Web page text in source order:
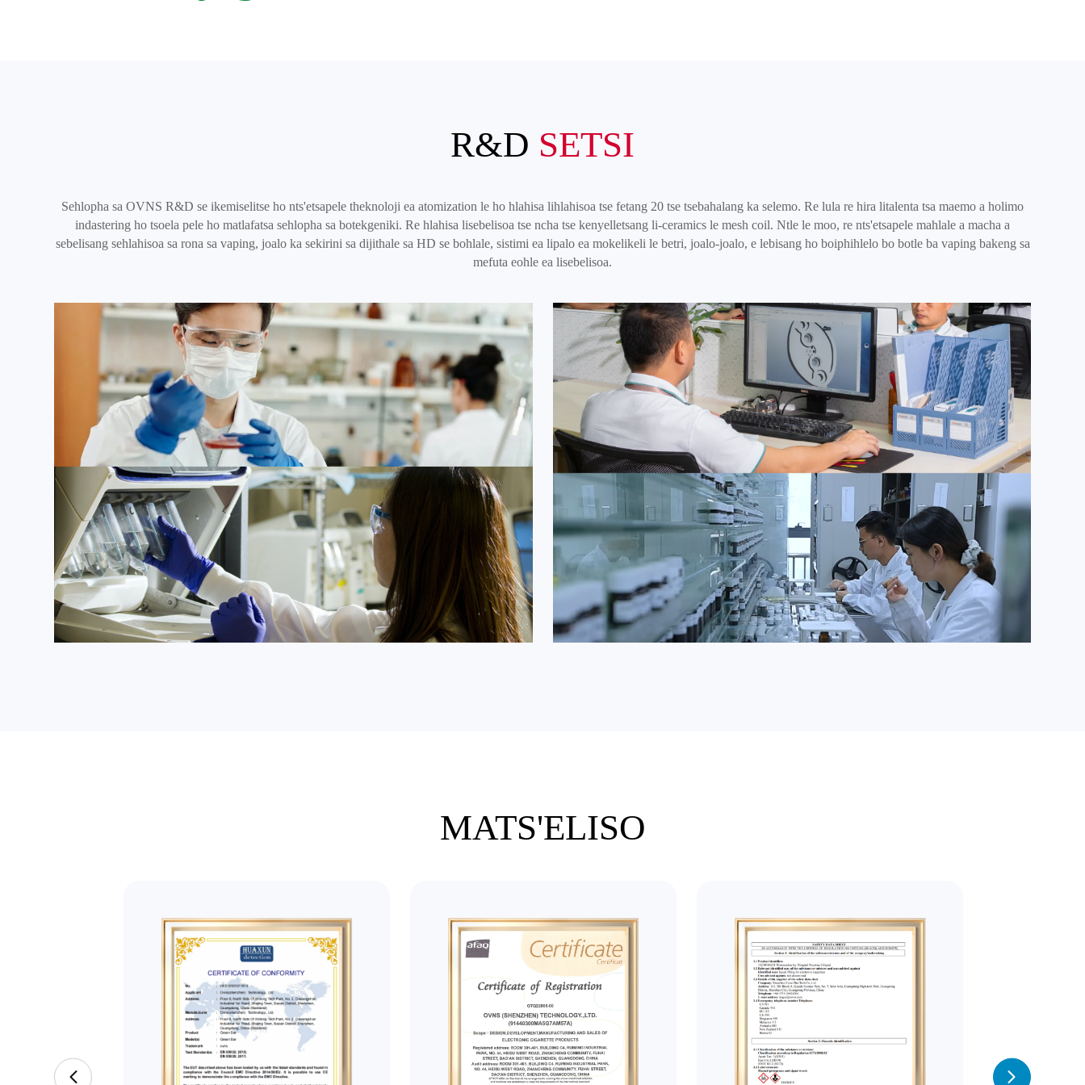
R&D SETSI
Sehlopha sa OVNS R&D se ikemiselitse ho nts'etsapele theknoloji ea atomization le ho hlahisa lihlahisoa tse fetang 20 tse tsebahalang ka selemo. Re lula re hira litalenta tsa maemo a holimo
indastering ho tsoela pele ho matlafatsa sehlopha sa botekgeniki. Re hlahisa lisebelisoa tse ncha tse kenyelletsang li-ceramics le mesh coil. Ntle le moo, re nts'etsapele mahlale a macha a
sebelisang sehlahisoa sa rona sa vaping, joalo ka sekirini sa dijithale sa HD se bohlale, sistimi ea lipalo ea mokelikeli le betri, joalo-joalo, e lebisang ho boiphihlelo bo botle ba vaping bakeng sa
mefuta eohle ea lisebelisoa.
MATS'ELISO